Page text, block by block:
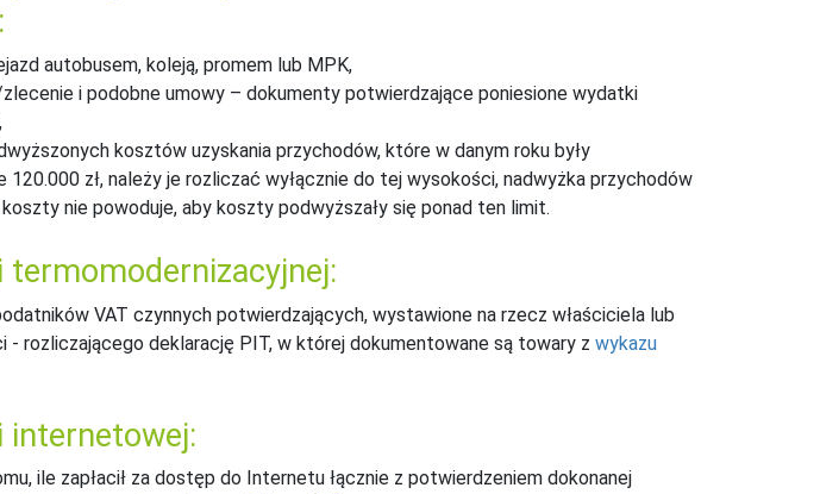
autobusem, koleją, promem lub MPK,
i podobne umowy – dokumenty potwierdzające poniesione wydatki
kosztów uzyskania przychodów, które w danym roku były
120.000 zł, należy je rozliczać wyłącznie do tej wysokości, nadwyżka przychodów
nie powoduje, aby koszty podwyższały się ponad ten limit.
VAT czynnych potwierdzających, wystawione na rzecz właściciela lub
- rozliczającego deklarację PIT, w której dokumentowane są towary z wykazu
internetowej:
ile zapłacił za dostęp do Internetu łącznie z potwierdzeniem dokonanej